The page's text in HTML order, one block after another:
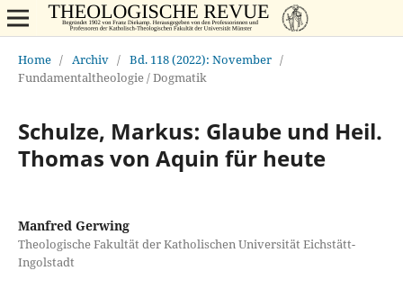
Home / Archiv / Bd. 118 (2022): November /
Fundamentaltheologie / Dogmatik
Schulze, Markus: Glaube und Heil.
Thomas von Aquin für heute
Manfred Gerwing
Theologische Fakultät der Katholischen Universität Eichstätt-
Ingolstadt